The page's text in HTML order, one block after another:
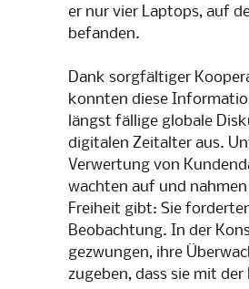
er nur vier Laptops, auf
befanden.
Dank sorgfältiger
konnten diese
längst fällige globale
digitalen Zeitalter aus.
Verwertung von
wachten auf und
Freiheit gibt: Sie
Beobachtung. In der
gezwungen, ihre
zugeben, dass sie mit